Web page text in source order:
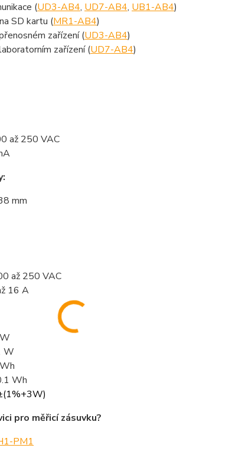
(UD3-AB4, UD7-AB4, UB1-AB4)
SD kartu (MR1-AB4)
zařízení (UD3-AB4)
zařízení (UD7-AB4)
až 250 VAC
mm
až 250 VAC
16 A
W
Wh
pro měřicí zásuvku?
PM1